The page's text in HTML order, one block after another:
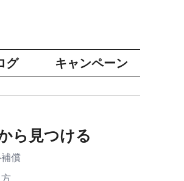
グ キャンペーン
ら見つける
償